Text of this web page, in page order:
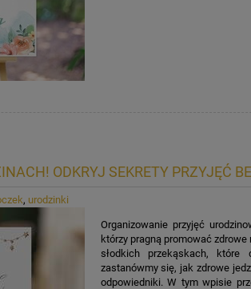
ODKRYJ SEKRETY PRZYJĘĆ
, urodzinki
Organizowanie przyjęć
którzy pragną promować
słodkich przekąskach,
zastanówmy się, jak zdrowe
odpowiedniki. W tym wpisie